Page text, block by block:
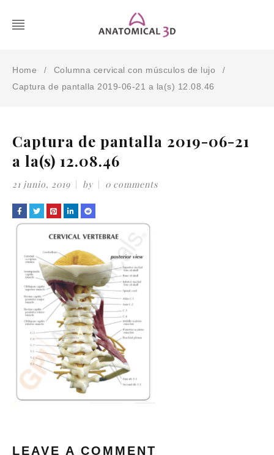
Home / Columna cervical con músculos de lujo /
Captura de pantalla 2019-06-21 a la(s) 12.08.46
Captura de pantalla 2019-06-21
a la(s) 12.08.46
21 junio, 2019 by 0 comments
LEAVE A COMMENT